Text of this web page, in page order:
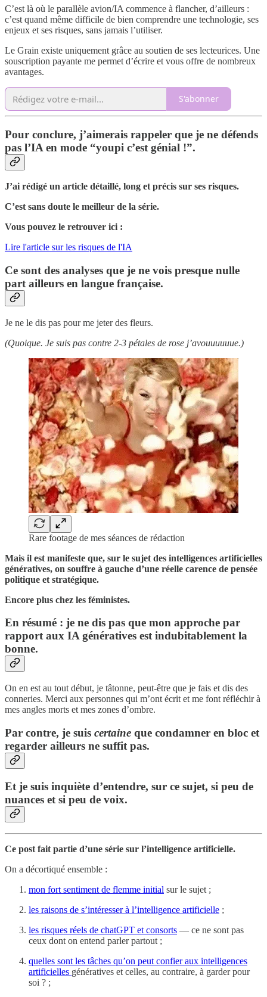
C’est là où le parallèle avion/IA commence à flancher, d’ailleurs :
c’est quand même difficile de bien comprendre une technologie, ses
enjeux et ses risques, sans jamais l’utiliser.
Le Grain existe uniquement grâce au soutien de ses lecteurices. Une
souscription payante me permet d’écrire et vous offre de nombreux
avantages.
S'abonner
Pour conclure, j’aimerais rappeler que je ne défends
pas l’IA en mode “youpi c’est génial !”.
J’ai rédigé un article détaillé, long et précis sur ses risques.
C’est sans doute le meilleur de la série.
Vous pouvez le retrouver ici :
Lire l'article sur les risques de l'IA
Ce sont des analyses que je ne vois presque nulle
part ailleurs en langue française.
Je ne le dis pas pour me jeter des fleurs.
(Quoique. Je suis pas contre 2-3 pétales de rose j’avouuuuuue.)
Rare footage de mes séances de rédaction
Mais il est manifeste que, sur le sujet des intelligences artificielles
génératives, on souffre à gauche d’une réelle carence de pensée
politique et stratégique.
Encore plus chez les féministes.
En résumé : je ne dis pas que mon approche par
rapport aux IA génératives est indubitablement la
bonne.
On en est au tout début, je tâtonne, peut-être que je fais et dis des
conneries. Merci aux personnes qui m’ont écrit et me font réfléchir à
mes angles morts et mes zones d’ombre.
Par contre, je suis certaine que condamner en bloc et
regarder ailleurs ne suffit pas.
Et je suis inquiète d’entendre, sur ce sujet, si peu de
nuances et si peu de voix.
Ce post fait partie d’une série sur l’intelligence artificielle.
On a décortiqué ensemble :
mon fort sentiment de flemme initial sur le sujet ;
les raisons de s’intéresser à l’intelligence artificielle ;
les risques réels de chatGPT et consorts — ce ne sont pas
ceux dont on entend parler partout ;
quelles sont les tâches qu’on peut confier aux intelligences
artificielles génératives et celles, au contraire, à garder pour
soi ? ;